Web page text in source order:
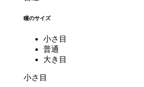
瞳のサイズ
小さ目
普通
大き目
小さ目